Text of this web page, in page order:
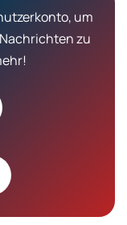
um
zu